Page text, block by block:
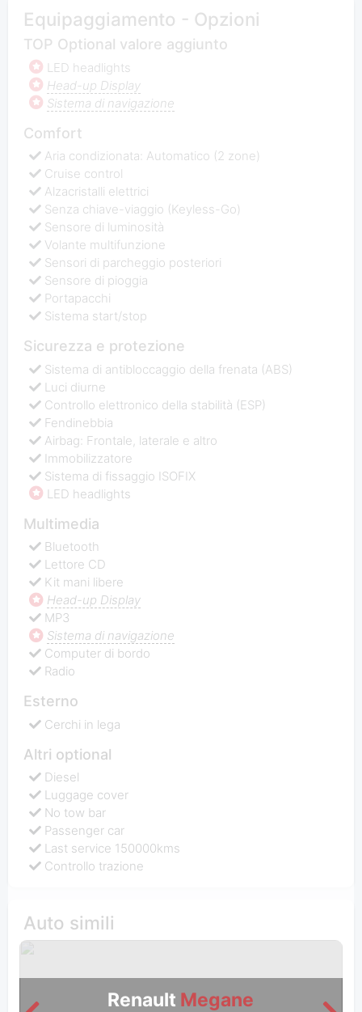
Equipaggiamento - Opzioni
TOP Optional valore aggiunto
LED headlights
Head-up Display
Sistema di navigazione
Comfort
Aria condizionata: Automatico (2 zone)
Cruise control
Alzacristalli elettrici
Senza chiave-viaggio (Keyless-Go)
Sensore di luminosità
Volante multifunzione
Sensori di parcheggio posteriori
Sensore di pioggia
Portapacchi
Sistema start/stop
Sicurezza e protezione
Sistema di antibloccaggio della frenata (ABS)
Luci diurne
Controllo elettronico della stabilità (ESP)
Fendinebbia
Airbag: Frontale, laterale e altro
Immobilizzatore
Sistema di fissaggio ISOFIX
LED headlights
Multimedia
Bluetooth
Lettore CD
Kit mani libere
Head-up Display
MP3
Sistema di navigazione
Computer di bordo
Radio
Esterno
Cerchi in lega
Altri optional
Diesel
Luggage cover
No tow bar
Passenger car
Last service 150000kms
Controllo trazione
Auto simili
Renault Megane